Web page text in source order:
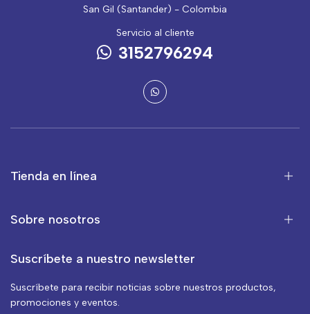
San Gil (Santander) - Colombia
Servicio al cliente
3152796294
Tienda en línea
Sobre nosotros
Suscríbete a nuestro newsletter
Suscríbete para recibir noticias sobre nuestros productos,
promociones y eventos.